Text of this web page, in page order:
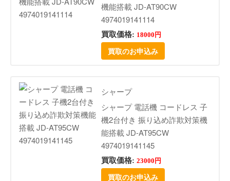
機能搭載 JD-AT90CW
4974019141114
買取価格: 18000円
買取のお申込み
シャープ
シャープ 電話機 コードレス 子
機2台付き 振り込め詐欺対策機
能搭載 JD-AT95CW
4974019141145
買取価格: 23000円
買取のお申込み